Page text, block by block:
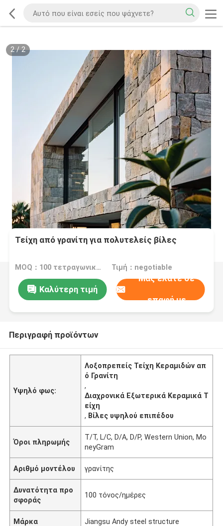
2/2
Τείχη από γρανίτη για πολυτελείς βίλες
MOQ：100 τετραγωνικά μέτρα Τιμή：negotiable
Καλύτερη τιμή
Μας ελάτε σε
επαφή με
Περιγραφή προϊόντων
Υψηλό φως:
Λοξοπρεπείς Τείχη Κεραμιδών απ
ό Γρανίτη
,
Διαχρονικά Εξωτερικά Κεραμικά Τ
είχη
, Βίλες υψηλού επιπέδου
Όροι πληρωμής
T/T, L/C, D/A, D/P, Western Union, Mo
neyGram
Αριθμό μοντέλου γρανίτης
Δυνατότητα προ
σφοράς
100 τόνος/ημέρες
Μάρκα Jiangsu Andy steel structure